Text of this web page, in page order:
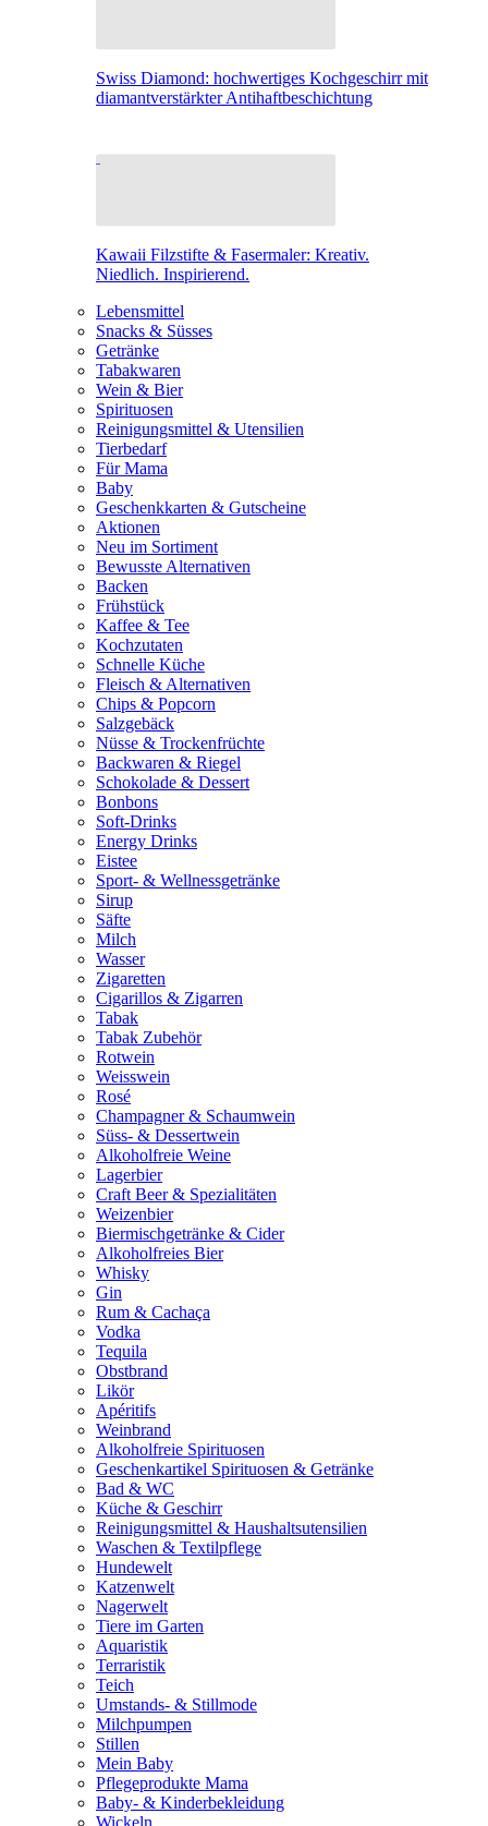
Swiss Diamond: hochwertiges Kochgeschirr mit
diamantverstärkter Antihaftbeschichtung
Kawaii Filzstifte & Fasermaler: Kreativ.
Niedlich. Inspirierend.
Lebensmittel
Snacks & Süsses
Getränke
Tabakwaren
Wein & Bier
Spirituosen
Reinigungsmittel & Utensilien
Tierbedarf
Für Mama
Baby
Geschenkkarten & Gutscheine
Aktionen
Neu im Sortiment
Bewusste Alternativen
Backen
Frühstück
Kaffee & Tee
Kochzutaten
Schnelle Küche
Fleisch & Alternativen
Chips & Popcorn
Salzgebäck
Nüsse & Trockenfrüchte
Backwaren & Riegel
Schokolade & Dessert
Bonbons
Soft-Drinks
Energy Drinks
Eistee
Sport- & Wellnessgetränke
Sirup
Säfte
Milch
Wasser
Zigaretten
Cigarillos & Zigarren
Tabak
Tabak Zubehör
Rotwein
Weisswein
Rosé
Champagner & Schaumwein
Süss- & Dessertwein
Alkoholfreie Weine
Lagerbier
Craft Beer & Spezialitäten
Weizenbier
Biermischgetränke & Cider
Alkoholfreies Bier
Whisky
Gin
Rum & Cachaça
Vodka
Tequila
Obstbrand
Likör
Apéritifs
Weinbrand
Alkoholfreie Spirituosen
Geschenkartikel Spirituosen & Getränke
Bad & WC
Küche & Geschirr
Reinigungsmittel & Haushaltsutensilien
Waschen & Textilpflege
Hundewelt
Katzenwelt
Nagerwelt
Tiere im Garten
Aquaristik
Terraristik
Teich
Umstands- & Stillmode
Milchpumpen
Stillen
Mein Baby
Pflegeprodukte Mama
Baby- & Kinderbekleidung
Wickeln